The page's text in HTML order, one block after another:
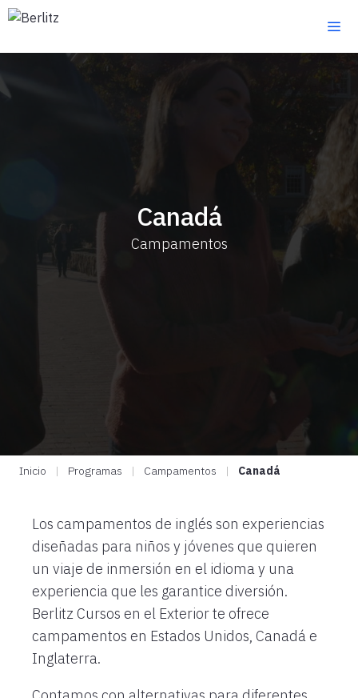
Saltar
contenido
Canadá
Campamentos
Inicio | Programas | Campamentos | Canadá
Los campamentos de inglés son experiencias
diseñadas para niños y jóvenes que quieren
un viaje de inmersión en el idioma y una
experiencia que les garantice diversión.
Berlitz Cursos en el Exterior te ofrece
campamentos en Estados Unidos, Canadá e
Inglaterra.